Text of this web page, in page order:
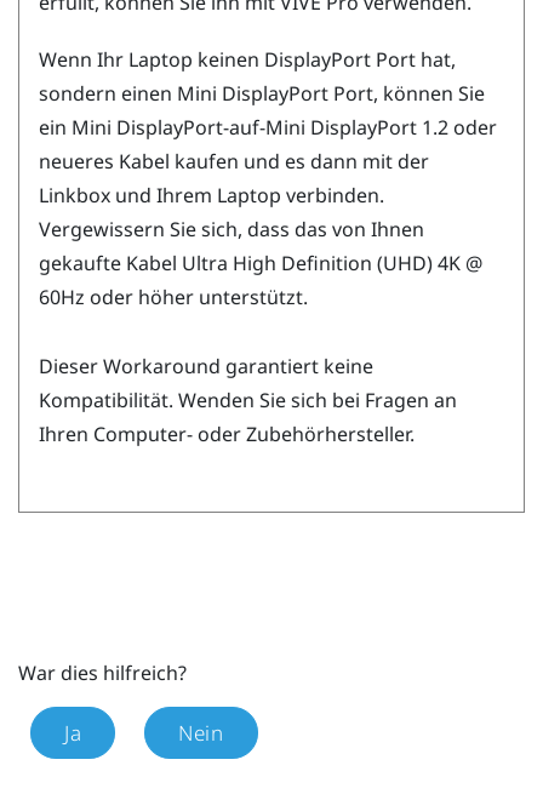
Wenn Ihr Laptop keinen DisplayPort Port hat,
sondern einen Mini DisplayPort Port, können Sie
ein Mini DisplayPort-auf-Mini DisplayPort 1.2 oder
neueres Kabel kaufen und es dann mit der
Linkbox und Ihrem Laptop verbinden.
Vergewissern Sie sich, dass das von Ihnen
gekaufte Kabel Ultra High Definition (UHD) 4K @
60Hz oder höher unterstützt.
Dieser Workaround garantiert keine
Kompatibilität. Wenden Sie sich bei Fragen an
Ihren Computer- oder Zubehörhersteller.
War dies hilfreich?
Ja Nein